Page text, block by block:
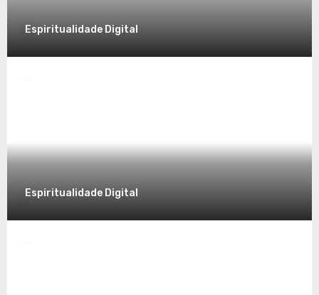
Espiritualidade Digital
Espiritualidade Digital